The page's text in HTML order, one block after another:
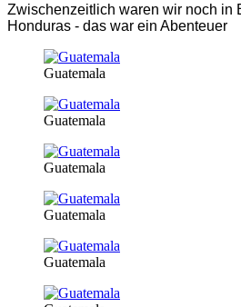
Zwischenzeitlich waren wir noch in
Honduras - das war ein Abenteuer
Guatemala
Guatemala
Guatemala
Guatemala
Guatemala